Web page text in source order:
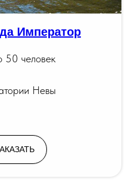
Император
50 человек
Невы